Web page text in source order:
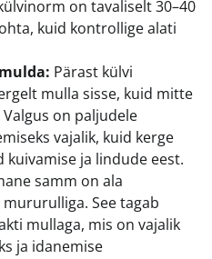
on tavaliselt 30–40
kuid kontrollige alati
Pärast külvi
mulla sisse, kuid mitte
on paljudele
vajalik, kuid kerge
ja lindude eest.
samm on ala
See tagab
mullaga, mis on vajalik
ja idanemise